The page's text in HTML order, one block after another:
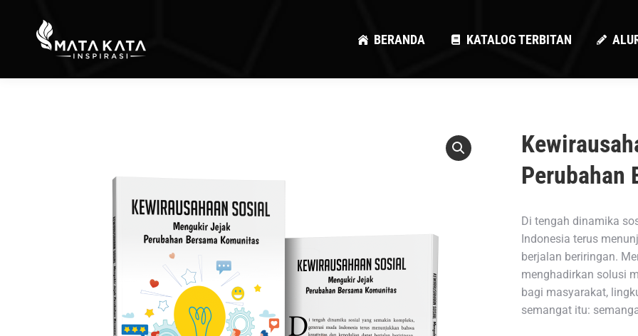
BERANDA KATALOG TERBITAN
Perubahan
Di tengah dinamika
Indonesia terus
berjalan beriringan.
menghadirkan solusi
bagi masyarakat,
semangat itu: